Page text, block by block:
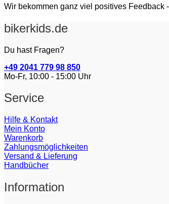
Wir bekommen ganz viel positives Feedback
bikerkids.de
Du hast Fragen?
+49 2041 779 98 850
Mo-Fr, 10:00 - 15:00 Uhr
Service
Hilfe & Kontakt
Mein Konto
Warenkorb
Zahlungsmöglichkeiten
Versand & Lieferung
Handbücher
Information